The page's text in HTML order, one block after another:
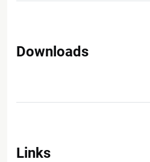
Downloads
Links